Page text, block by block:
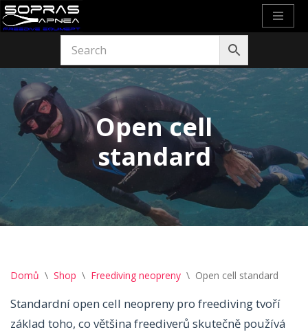
obsah
Open cell
standard
Domů \ Shop \ Freediving neopreny \ Open cell standard
Standardní open cell neopreny pro freediving tvoří
základ toho, co většina freediverů skutečně používá